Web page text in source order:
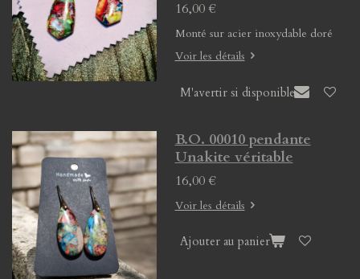
16,00 €
Monté sur acier inoxydable doré
Voir les détails
M'avertir si disponible
B.O. 00010 pendante
Unakite véritable
16,00 €
Voir les détails
Ajouter au panier